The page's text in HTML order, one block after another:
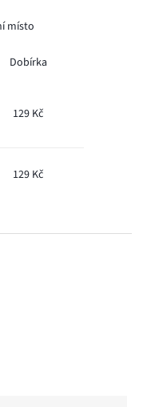
místo
Dobírka
129 Kč
129 Kč